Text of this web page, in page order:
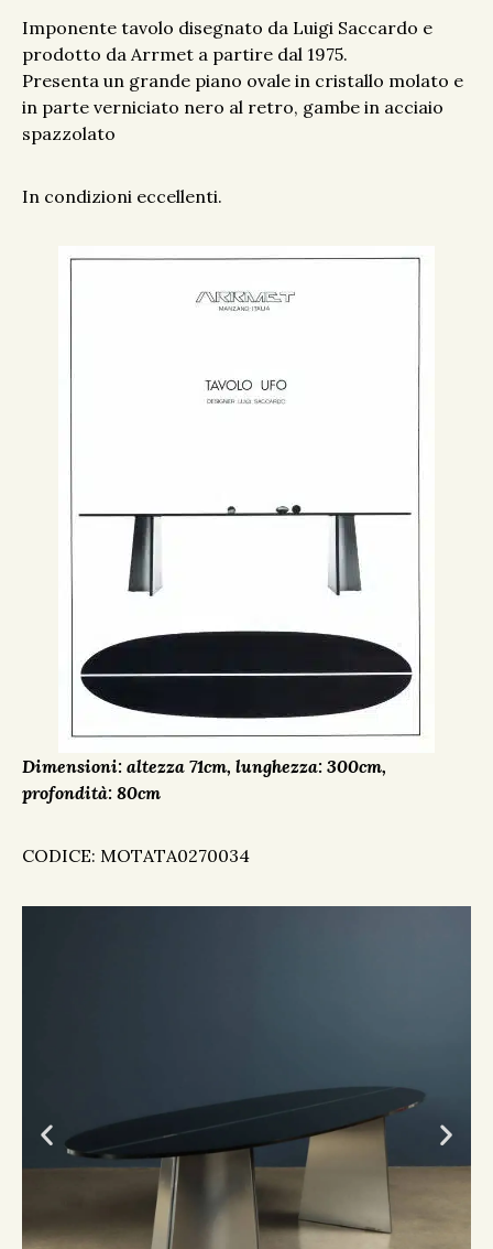
Imponente tavolo disegnato da Luigi Saccardo e
prodotto da Arrmet a partire dal 1975.
Presenta un grande piano ovale in cristallo molato e
in parte verniciato nero al retro, gambe in acciaio
spazzolato
In condizioni eccellenti.
Dimensioni: altezza 71cm, lunghezza: 300cm,
profondità: 80cm
CODICE: MOTATA0270034